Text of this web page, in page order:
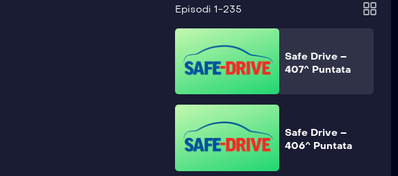
Episodi 1-235
Safe Drive –
407^ Puntata
Safe Drive –
406^ Puntata